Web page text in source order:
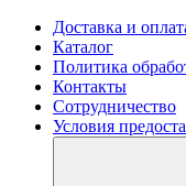
Доставка и
Каталог
Политика
Контакты
Сотрудничество
Условия